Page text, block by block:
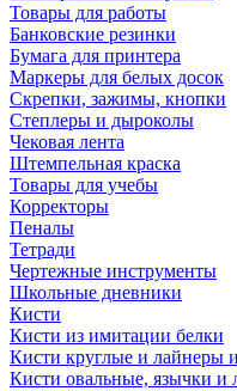
Товары для работы
Банковские резинки
Бумага для принтера
Маркеры для белых досок
Скрепки, зажимы, кнопки
Степлеры и дыроколы
Чековая лента
Штемпельная краска
Товары для учебы
Корректоры
Пеналы
Тетради
Чертежные инструменты
Школьные дневники
Кисти
Кисти из имитации белки
Кисти круглые и лайнеры
Кисти овальные, язычки и